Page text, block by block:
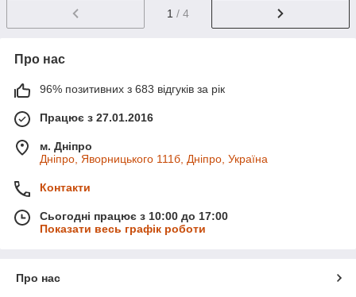
1 / 4
Про нас
96% позитивних з 683 відгуків за рік
Працює з 27.01.2016
м. Дніпро
Дніпро, Яворницького 111б, Дніпро, Україна
Контакти
Сьогодні працює з 10:00 до 17:00
Показати весь графік роботи
Про нас